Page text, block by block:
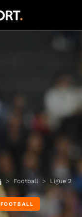
Football Ligue 2
FOOTBALL